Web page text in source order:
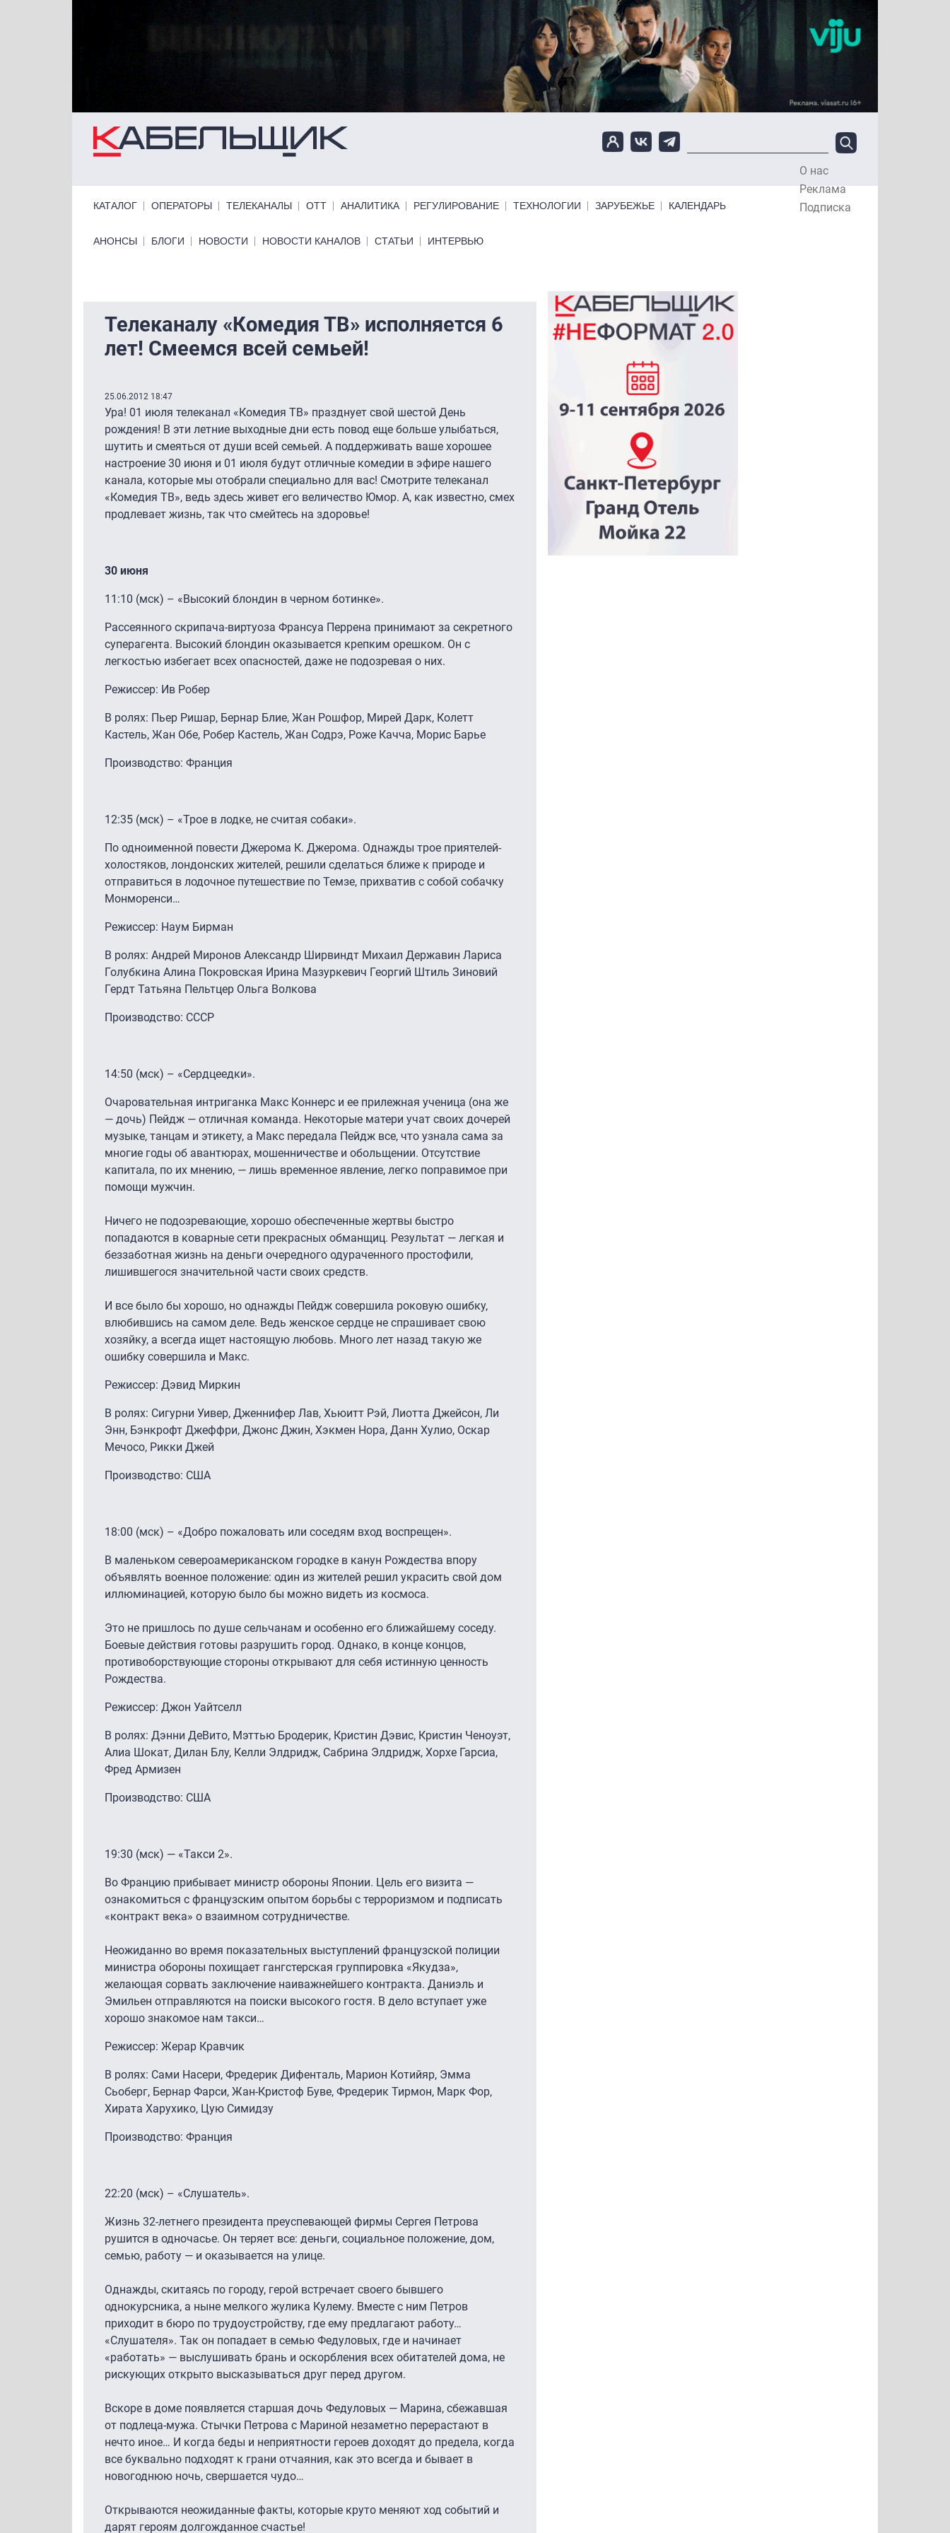
О нас
Реклама
Подписка
КАТАЛОГ ОПЕРАТОРЫ ТЕЛЕКАНАЛЫ ОТТ АНАЛИТИКА РЕГУЛИРОВАНИЕ ТЕХНОЛОГИИ ЗАРУБЕЖЬЕ КАЛЕНДАРЬ
Primary links bottom
АНОНСЫ БЛОГИ НОВОСТИ НОВОСТИ КАНАЛОВ СТАТЬИ ИНТЕРВЬЮ
Телеканалу «Комедия ТВ» исполняется 6
лет! Смеемся всей семьей!
25.06.2012 18:47
Ура! 01 июля телеканал «Комедия ТВ» празднует свой шестой День
рождения! В эти летние выходные дни есть повод еще больше улыбаться,
шутить и смеяться от души всей семьей. А поддерживать ваше хорошее
настроение 30 июня и 01 июля будут отличные комедии в эфире нашего
канала, которые мы отобрали специально для вас! Смотрите телеканал
«Комедия ТВ», ведь здесь живет его величество Юмор. А, как известно, смех
продлевает жизнь, так что смейтесь на здоровье!
30 июня
11:10 (мск) – «Высокий блондин в черном ботинке».
Рассеянного скрипача-виртуоза Франсуа Перрена принимают за секретного
суперагента. Высокий блондин оказывается крепким орешком. Он с
легкостью избегает всех опасностей, даже не подозревая о них.
Режиссер: Ив Робер
В ролях: Пьер Ришар, Бернар Блие, Жан Рошфор, Мирей Дарк, Колетт
Кастель, Жан Обе, Робер Кастель, Жан Содрэ, Роже Качча, Морис Барье
Производство: Франция
12:35 (мск) – «Трое в лодке, не считая собаки».
По одноименной повести Джерома К. Джерома. Однажды трое приятелей-
холостяков, лондонских жителей, решили сделаться ближе к природе и
отправиться в лодочное путешествие по Темзе, прихватив с собой собачку
Монморенси…
Режиссер: Наум Бирман
В ролях: Андрей Миронов Александр Ширвиндт Михаил Державин Лариса
Голубкина Алина Покровская Ирина Мазуркевич Георгий Штиль Зиновий
Гердт Татьяна Пельтцер Ольга Волкова
Производство: СССР
14:50 (мск) – «Сердцеедки».
Очаровательная интриганка Макс Коннерс и ее прилежная ученица (она же
— дочь) Пейдж — отличная команда. Некоторые матери учат своих дочерей
музыке, танцам и этикету, а Макс передала Пейдж все, что узнала сама за
многие годы об авантюрах, мошенничестве и обольщении. Отсутствие
капитала, по их мнению, — лишь временное явление, легко поправимое при
помощи мужчин.
Ничего не подозревающие, хорошо обеспеченные жертвы быстро
попадаются в коварные сети прекрасных обманщиц. Результат — легкая и
беззаботная жизнь на деньги очередного одураченного простофили,
лишившегося значительной части своих средств.
И все было бы хорошо, но однажды Пейдж совершила роковую ошибку,
влюбившись на самом деле. Ведь женское сердце не спрашивает свою
хозяйку, а всегда ищет настоящую любовь. Много лет назад такую же
ошибку совершила и Макс.
Режиссер: Дэвид Миркин
В ролях: Сигурни Уивер, Дженнифер Лав, Хьюитт Рэй, Лиотта Джейсон, Ли
Энн, Бэнкрофт Джеффри, Джонс Джин, Хэкмен Нора, Данн Хулио, Оскар
Мечосо, Рикки Джей
Производство: США
18:00 (мск) – «Добро пожаловать или соседям вход воспрещен».
В маленьком североамериканском городке в канун Рождества впору
объявлять военное положение: один из жителей решил украсить свой дом
иллюминацией, которую было бы можно видеть из космоса.
Это не пришлось по душе сельчанам и особенно его ближайшему соседу.
Боевые действия готовы разрушить город. Однако, в конце концов,
противоборствующие стороны открывают для себя истинную ценность
Рождества.
Режиссер: Джон Уайтселл
В ролях: Дэнни ДеВито, Мэттью Бродерик, Кристин Дэвис, Кристин Ченоуэт,
Алиа Шокат, Дилан Блу, Келли Элдридж, Сабрина Элдридж, Хорхе Гарсиа,
Фред Армизен
Производство: США
19:30 (мск) — «Такси 2».
Во Францию прибывает министр обороны Японии. Цель его визита —
ознакомиться с французским опытом борьбы с терроризмом и подписать
«контракт века» о взаимном сотрудничестве.
Неожиданно во время показательных выступлений французской полиции
министра обороны похищает гангстерская группировка «Якудза»,
желающая сорвать заключение наиважнейшего контракта. Даниэль и
Эмильен отправляются на поиски высокого гостя. В дело вступает уже
хорошо знакомое нам такси…
Режиссер: Жерар Кравчик
В ролях: Сами Насери, Фредерик Дифенталь, Марион Котийяр, Эмма
Сьоберг, Бернар Фарси, Жан-Кристоф Буве, Фредерик Тирмон, Марк Фор,
Хирата Харухико, Цую Симидзу
Производство: Франция
22:20 (мск) – «Слушатель».
Жизнь 32-летнего президента преуспевающей фирмы Сергея Петрова
рушится в одночасье. Он теряет все: деньги, социальное положение, дом,
семью, работу — и оказывается на улице.
Однажды, скитаясь по городу, герой встречает своего бывшего
однокурсника, а ныне мелкого жулика Кулему. Вместе с ним Петров
приходит в бюро по трудоустройству, где ему предлагают работу…
«Слушателя». Так он попадает в семью Федуловых, где и начинает
«работать» — выслушивать брань и оскорбления всех обитателей дома, не
рискующих открыто высказываться друг перед другом.
Вскоре в доме появляется старшая дочь Федуловых — Марина, сбежавшая
от подлеца-мужа. Стычки Петрова с Мариной незаметно перерастают в
нечто иное… И когда беды и неприятности героев доходят до предела, когда
все буквально подходят к грани отчаяния, как это всегда и бывает в
новогоднюю ночь, свершается чудо…
Открываются неожиданные факты, которые круто меняют ход событий и
дарят героям долгожданное счастье!